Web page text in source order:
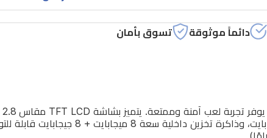
دائماً موثوقة تسوق بأمان